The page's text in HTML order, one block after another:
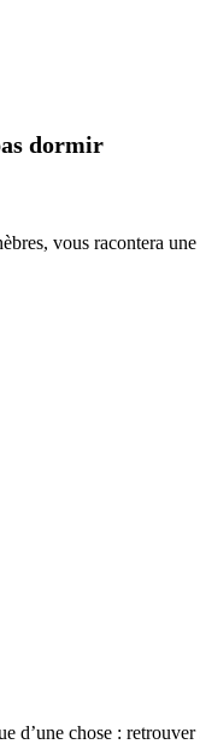
dormir
vous racontera
chose :